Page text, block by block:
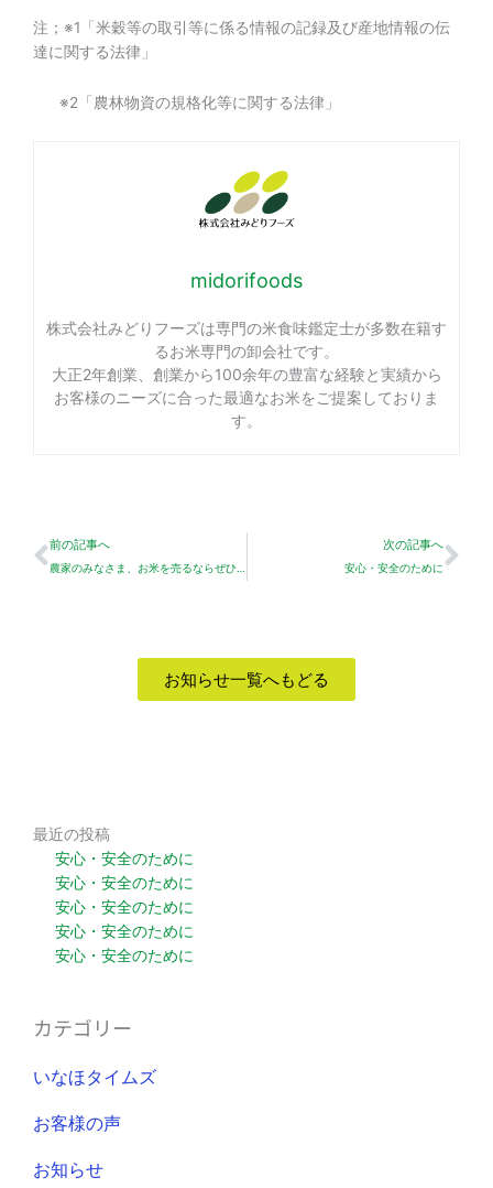
注；※1「米穀等の取引等に係る情報の記録及び産地情報の伝
達に関する法律」
※2「農林物資の規格化等に関する法律」
midorifoods
株式会社みどりフーズは専門の米食味鑑定士が多数在籍す
るお米専門の卸会社です。
大正2年創業、創業から100余年の豊富な経験と実績から
お客様のニーズに合った最適なお米をご提案しておりま
す。
前の記事へ
農家のみなさま、お米を売るならぜひご相談ください！
次の記事へ
安心・安全のために
お知らせ一覧へもどる
最近の投稿
安心・安全のために
安心・安全のために
安心・安全のために
安心・安全のために
安心・安全のために
カテゴリー
いなほタイムズ
お客様の声
お知らせ